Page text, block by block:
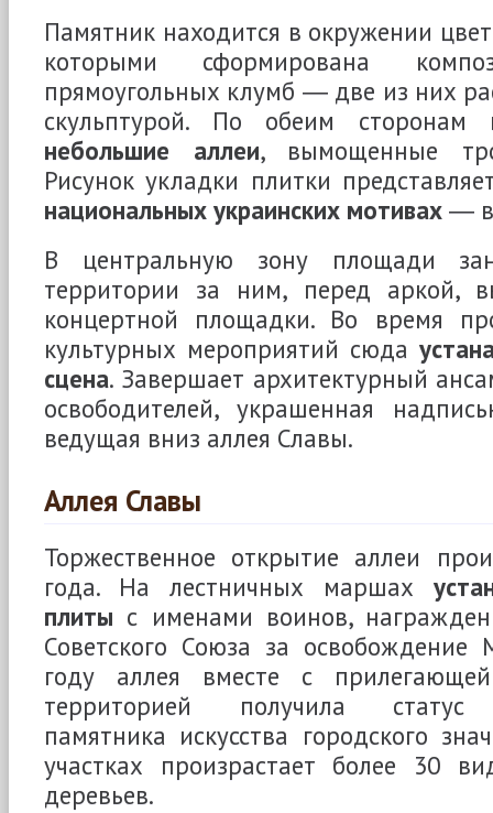
Памятник находится в окружении
которыми сформирована
прямоугольных клумб ― две из них
скульптурой. По обеим сторонам
небольшие аллеи, вымощенные
Рисунок укладки плитки
национальных украинских мотивах ―
В центральную зону площади
территории за ним, перед аркой,
концертной площадки. Во время
культурных мероприятий сюда
сцена. Завершает архитектурный
освободителей, украшенная
ведущая вниз аллея Славы.
Аллея Славы
Торжественное открытие аллеи
года. На лестничных маршах
плиты с именами воинов,
Советского Союза за освобождение
году аллея вместе с
территорией получила статус
памятника искусства городского
участках произрастает более 30
деревьев.